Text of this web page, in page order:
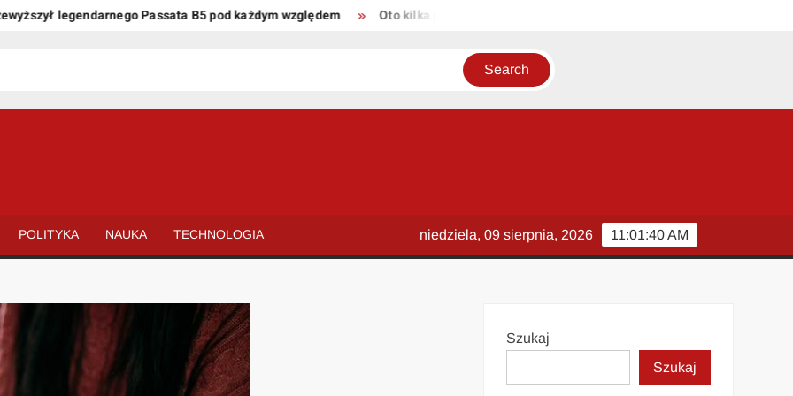
Passata B5 pod każdym względem Oto kilka propozycji unikalnych tytułów zachowujących sens oryginału: 1.
POLITYKA NAUKA TECHNOLOGIA 11:01:41 AM
niedziela, 09 sierpnia, 2026
Szukaj
Szukaj